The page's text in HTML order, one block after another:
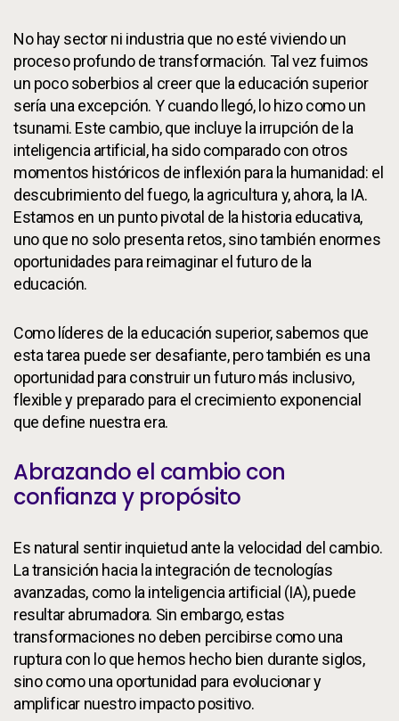
No hay sector ni industria que no esté viviendo un
proceso profundo de transformación. Tal vez fuimos
un poco soberbios al creer que la educación superior
sería una excepción. Y cuando llegó, lo hizo como un
tsunami. Este cambio, que incluye la irrupción de la
inteligencia artificial, ha sido comparado con otros
momentos históricos de inflexión para la humanidad: el
descubrimiento del fuego, la agricultura y, ahora, la IA.
Estamos en un punto pivotal de la historia educativa,
uno que no solo presenta retos, sino también enormes
oportunidades para reimaginar el futuro de la
educación.
Como líderes de la educación superior, sabemos que
esta tarea puede ser desafiante, pero también es una
oportunidad para construir un futuro más inclusivo,
flexible y preparado para el crecimiento exponencial
que define nuestra era.
Abrazando el cambio con
confianza y propósito
Es natural sentir inquietud ante la velocidad del cambio.
La transición hacia la integración de tecnologías
avanzadas, como la inteligencia artificial (IA), puede
resultar abrumadora. Sin embargo, estas
transformaciones no deben percibirse como una
ruptura con lo que hemos hecho bien durante siglos,
sino como una oportunidad para evolucionar y
amplificar nuestro impacto positivo.